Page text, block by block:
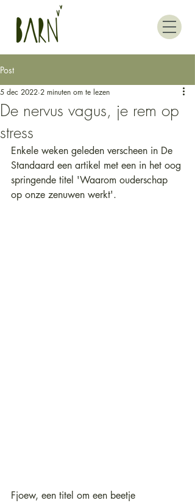
Post
De nervus vagus, je rem op
stress
5 dec 2022 2 minuten om te lezen
Enkele weken geleden verscheen in De
Standaard een artikel met een in het oog
springende titel 'Waarom ouderschap
op onze zenuwen werkt'.
Fjoew, een titel om een beetje